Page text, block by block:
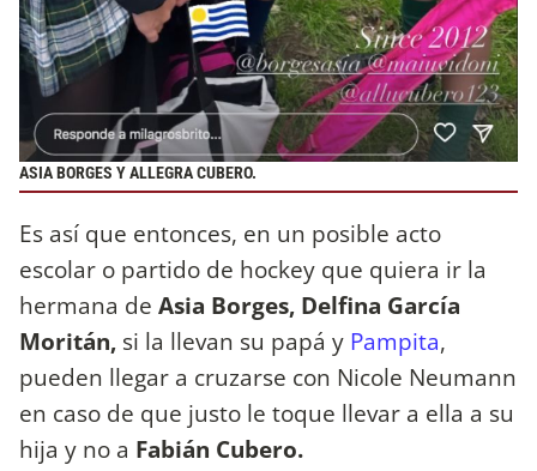
ASIA BORGES Y ALLEGRA CUBERO.
Es así que entonces, en un posible acto
escolar o partido de hockey que quiera ir la
hermana de Asia Borges, Delfina García
Moritán, si la llevan su papá y Pampita,
pueden llegar a cruzarse con Nicole Neumann
en caso de que justo le toque llevar a ella a su
hija y no a Fabián Cubero.